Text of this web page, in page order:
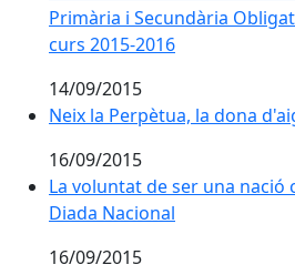
Primària i Secundària
curs 2015-2016
14/09/2015
Neix la Perpètua, la dona
Neix la Perpètua, la dona
16/09/2015
La voluntat de ser una nació
La voluntat de ser una nació
Diada Nacional
16/09/2015